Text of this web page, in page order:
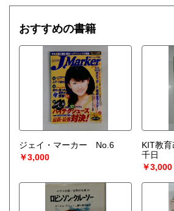
おすすめの書籍
ジェイ・マーカー No.6
￥3,000
KIT教
千日
￥3,000